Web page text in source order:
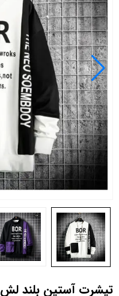
تیشرت آستین بلند لش